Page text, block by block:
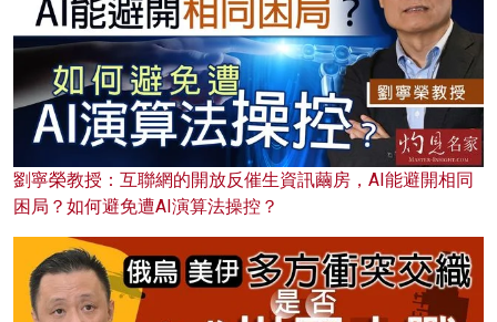
劉寧榮教授：互聯網的開放反催生資訊繭房，AI能避開相同
困局？如何避免遭AI演算法操控？